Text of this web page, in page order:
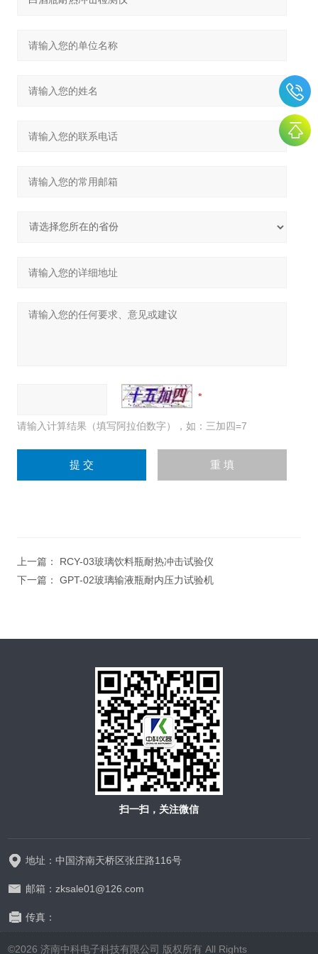
请输入计算结果（填写阿拉伯数字），如：三加四=7
上一篇： RCY-03玻璃饮料瓶耐热冲击试验仪
下一篇： GPT-02玻璃输液瓶耐内压力试验机
扫一扫，关注微信
地址：中国济南天桥区张庄路116号
邮箱：zksale01@126.com
传真：
©2026 济南中科电子科技有限公司 版权所有 All Rights